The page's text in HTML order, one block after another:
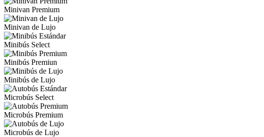
Minivan Premium
Minivan de Lujo
Minibús Select
Minibús Premiun
Minibús de Lujo
Microbús Select
Microbús Premium
Microbús de Lujo